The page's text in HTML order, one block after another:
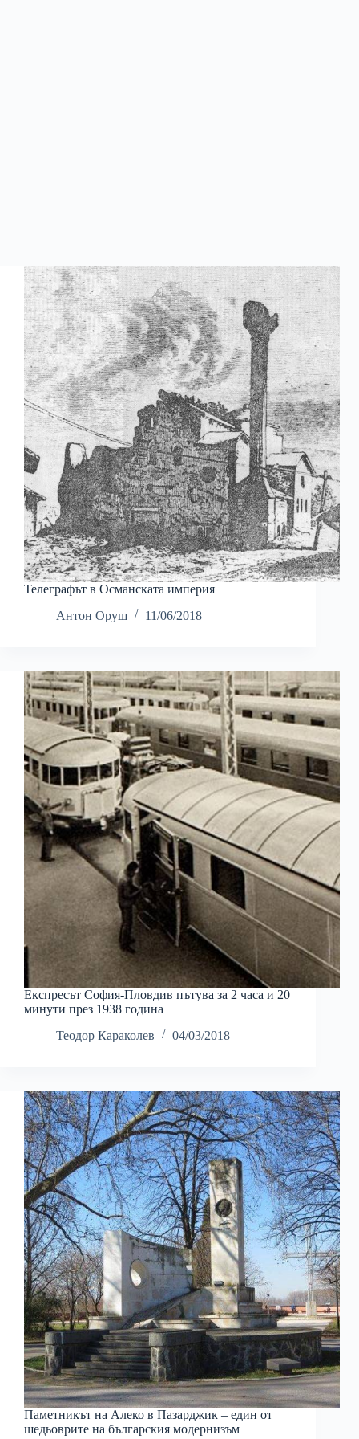
Телеграфът в Османската империя
Антон Оруш
11/06/2018
Експресът София-Пловдив пътува за 2 часа и 20
минути през 1938 година
Теодор Караколев
04/03/2018
Паметникът на Алеко в Пазарджик – един от
шедьоврите на българския модернизъм